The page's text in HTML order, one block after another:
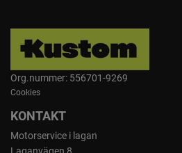
Org.nummer: 556701-9269
Cookies
KONTAKT
Motorservice i lagan